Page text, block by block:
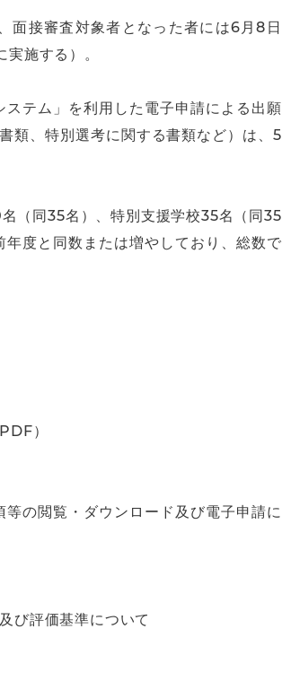
面接審査対象者となった者には6月8日
施する）。
テム」を利用した電子申請による出願
類、特別選考に関する書類など）は、5
（同35名）、特別支援学校35名（同35
度と同数または増やしており、総数で
）
の閲覧・ダウンロード及び電子申請に
び評価基準について